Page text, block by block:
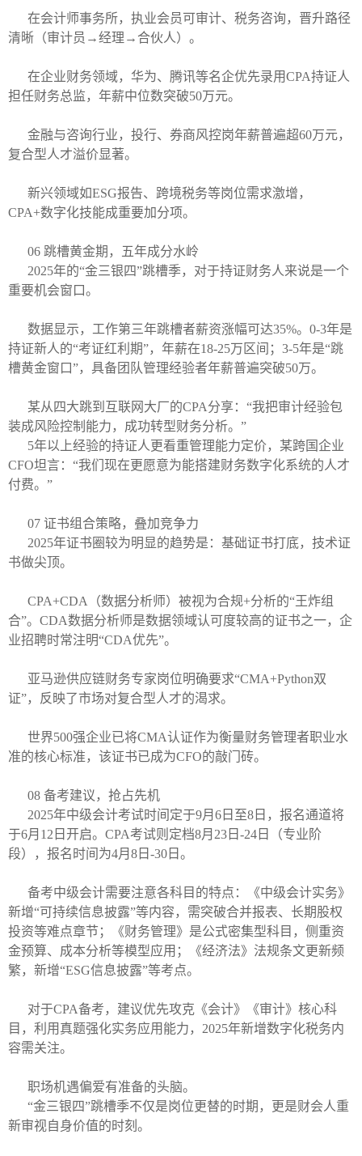
在会计师事务所，执业会员可审计、税务咨询，晋升路径
清晰（审计员→经理→合伙人）。
在企业财务领域，华为、腾讯等名企优先录用CPA持证人
担任财务总监，年薪中位数突破50万元。
金融与咨询行业，投行、券商风控岗年薪普遍超60万元，
复合型人才溢价显著。
新兴领域如ESG报告、跨境税务等岗位需求激增，
CPA+数字化技能成重要加分项。
06 跳槽黄金期，五年成分水岭
2025年的“金三银四”跳槽季，对于持证财务人来说是一个
重要机会窗口。
数据显示，工作第三年跳槽者薪资涨幅可达35%。0-3年是
持证新人的“考证红利期”，年薪在18-25万区间；3-5年是“跳
槽黄金窗口”，具备团队管理经验者年薪普遍突破50万。
某从四大跳到互联网大厂的CPA分享：“我把审计经验包
装成风险控制能力，成功转型财务分析。”
5年以上经验的持证人更看重管理能力定价，某跨国企业
CFO坦言：“我们现在更愿意为能搭建财务数字化系统的人才
付费。”
07 证书组合策略，叠加竞争力
2025年证书圈较为明显的趋势是：基础证书打底，技术证
书做尖顶。
CPA+CDA（数据分析师）被视为合规+分析的“王炸组
合”。CDA数据分析师是数据领域认可度较高的证书之一，企
业招聘时常注明“CDA优先”。
亚马逊供应链财务专家岗位明确要求“CMA+Python双
证”，反映了市场对复合型人才的渴求。
世界500强企业已将CMA认证作为衡量财务管理者职业水
准的核心标准，该证书已成为CFO的敲门砖。
08 备考建议，抢占先机
2025年中级会计考试时间定于9月6日至8日，报名通道将
于6月12日开启。CPA考试则定档8月23日-24日（专业阶
段），报名时间为4月8日-30日。
备考中级会计需要注意各科目的特点：《中级会计实务》
新增“可持续信息披露”等内容，需突破合并报表、长期股权
投资等难点章节；《财务管理》是公式密集型科目，侧重资
金预算、成本分析等模型应用；《经济法》法规条文更新频
繁，新增“ESG信息披露”等考点。
对于CPA备考，建议优先攻克《会计》《审计》核心科
目，利用真题强化实务应用能力，2025年新增数字化税务内
容需关注。
职场机遇偏爱有准备的头脑。
“金三银四”跳槽季不仅是岗位更替的时期，更是财会人重
新审视自身价值的时刻。